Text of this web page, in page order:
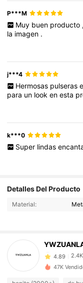
P***M
Muy buen producto ,
la imagen .
j***4
Hermosas pulseras
para un lookenesta
k***0
Super lindas
Detalles Del Producto
Material:
4.89
4.89
47K